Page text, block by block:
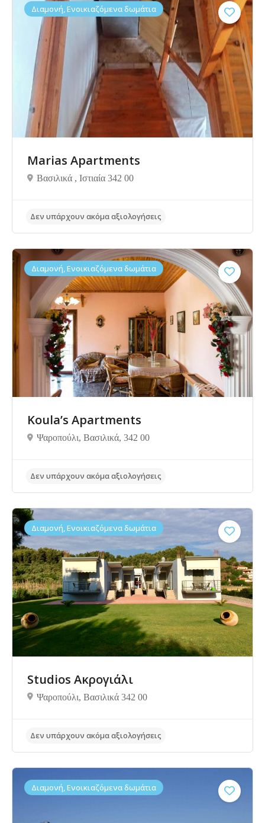
Δεν υπάρχουν ακόμα αξιολογήσεις
Διαμονή, Ενοικιαζόμενα δωμάτια
Marias Apartments
Βασιλικά , Ιστιαία 342 00
Δεν υπάρχουν ακόμα αξιολογήσεις
Διαμονή, Ενοικιαζόμενα δωμάτια
Koula’s Apartments
Ψαροπούλι, Βασιλικά, 342 00
Δεν υπάρχουν ακόμα αξιολογήσεις
Διαμονή, Ενοικιαζόμενα δωμάτια
Studios Ακρογιάλι
Ψαροπούλι, Bασιλικά 342 00
Διαμονή, Ενοικιαζόμενα δωμάτια